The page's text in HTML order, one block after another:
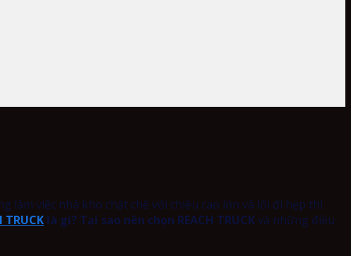
việc nhà kho chặt chẽ với chiều cao lớn và lối đi hẹp thì
TRUCK là gì? Tại sao nên chọn REACH TRUCKvà những điều